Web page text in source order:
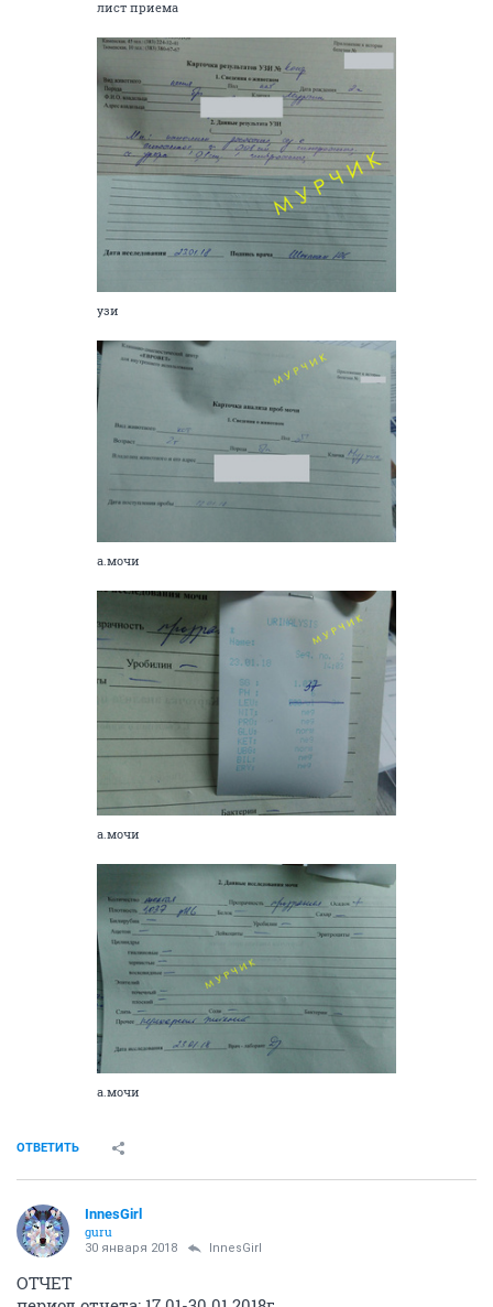
лист приема
узи
а.мочи
а.мочи
а.мочи
ОТВЕТИТЬ
InnesGirl
guru
30 января 2018 InnesGirl
ОТЧЕТ